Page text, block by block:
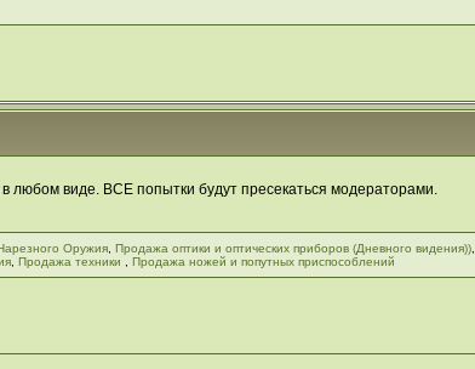
любом виде. ВСЕ попытки будут пресекаться модераторами.
Оружия, Продажа оптики и оптических приборов (Дневного видения)),
, Продажа техники , Продажа ножей и попутных приспособлений